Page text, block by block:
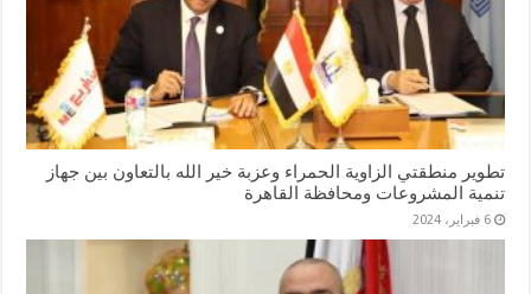
تطوير منطقتي الزاوية الحمراء وعزبة خير الله بالتعاون بين جهاز
تنمية المشروعات ومحافظة القاهرة
6 فبراير، 2024